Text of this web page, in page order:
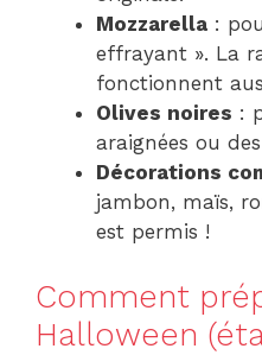
Mozzarella :
effrayant ». La
fonctionnent
Olives noires :
araignées ou
Décorations
jambon, maïs,
est permis !
Comment
Halloween